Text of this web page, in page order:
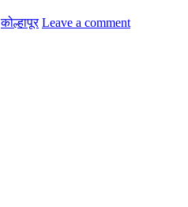
कोल्हापूर Leave a comment